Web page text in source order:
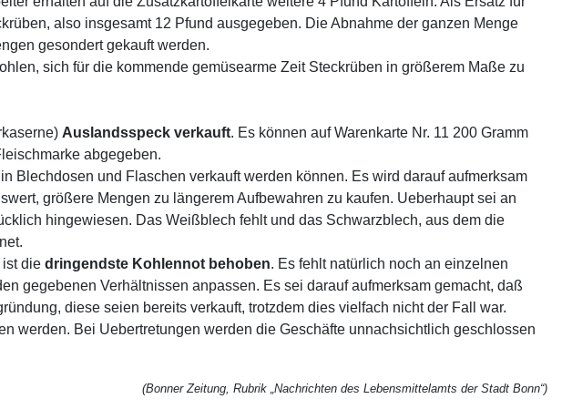
also insgesamt 12 Pfund ausgegeben. Die Abnahme der ganzen Menge
gesondert gekauft werden.
sich für die kommende gemüsearme Zeit Steckrüben in größerem Maße zu
Auslandsspeck verkauft. Es können auf Warenkarte Nr. 11 200 Gramm
abgegeben.
in Blechdosen und Flaschen verkauft werden können. Es wird darauf aufmerksam
größere Mengen zu längerem Aufbewahren zu kaufen. Ueberhaupt sei an
hingewiesen. Das Weißblech fehlt und das Schwarzblech, aus dem die
die dringendste Kohlennot behoben. Es fehlt natürlich noch an einzelnen
gegebenen Verhältnissen anpassen. Es sei darauf aufmerksam gemacht, daß
diese seien bereits verkauft, trotzdem dies vielfach nicht der Fall war.
werden. Bei Uebertretungen werden die Geschäfte unnachsichtlich geschlossen
(Bonner Zeitung, Rubrik „Nachrichten des Lebensmittelamts der Stadt Bonn“)